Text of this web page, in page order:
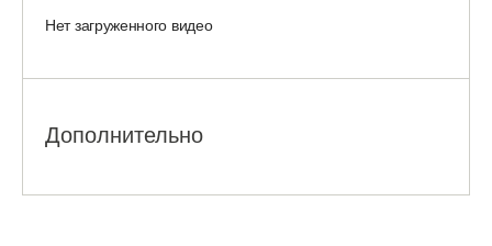
Нет загруженного видео
Дополнительно